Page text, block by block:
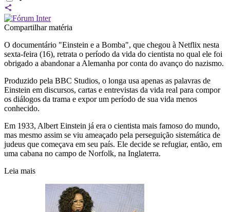
Compartilhar matéria
O documentário "Einstein e a Bomba", que chegou à Netflix nesta
sexta-feira (16), retrata o período da vida do cientista no qual ele foi
obrigado a abandonar a Alemanha por conta do avanço do nazismo.
Produzido pela BBC Studios, o longa usa apenas as palavras de
Einstein em discursos, cartas e entrevistas da vida real para compor
os diálogos da trama e expor um período de sua vida menos
conhecido.
Em 1933, Albert Einstein já era o cientista mais famoso do mundo,
mas mesmo assim se viu ameaçado pela perseguição sistemática de
judeus que começava em seu país. Ele decide se refugiar, então, em
uma cabana no campo de Norfolk, na Inglaterra.
Leia mais